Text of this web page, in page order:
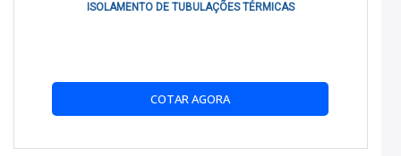
COMPARATIVO COM ALTERNATIVAS
ISOLAMENTO DE TUBULAÇÕES TÉRMICAS
COTAR AGORA